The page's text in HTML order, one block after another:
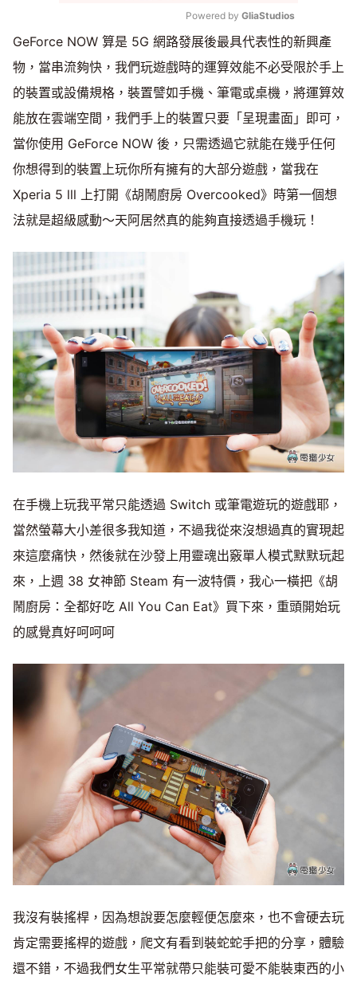
Mute
Powered by GliaStudios
GeForce NOW 算是 5G 網路發展後最具代表性的新興產
物，當串流夠快，我們玩遊戲時的運算效能不必受限於手上
的裝置或設備規格，裝置譬如手機、筆電或桌機，將運算效
能放在雲端空間，我們手上的裝置只要「呈現畫面」即可，
當你使用 GeForce NOW 後，只需透過它就能在幾乎任何
你想得到的裝置上玩你所有擁有的大部分遊戲，當我在
Xperia 5 lll 上打開《胡鬧廚房 Overcooked》時第一個想
法就是超級感動～天阿居然真的能夠直接透過手機玩！
在手機上玩我平常只能透過 Switch 或筆電遊玩的遊戲耶，
當然螢幕大小差很多我知道，不過我從來沒想過真的實現起
來這麼痛快，然後就在沙發上用靈魂出竅單人模式默默玩起
來，上週 38 女神節 Steam 有一波特價，我心一橫把《胡
鬧廚房：全都好吃 All You Can Eat》買下來，重頭開始玩
的感覺真好呵呵呵
我沒有裝搖桿，因為想說要怎麼輕便怎麼來，也不會硬去玩
肯定需要搖桿的遊戲，爬文有看到裝蛇蛇手把的分享，體驗
還不錯，不過我們女生平常就帶只能裝可愛不能裝東西的小